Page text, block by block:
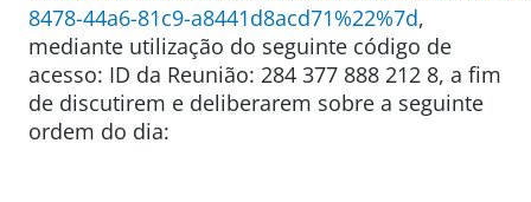
8478-44a6-81c9-a8441d8acd71%22%7d,
mediante utilização do seguinte código de
acesso: ID da Reunião: 284 377 888 212 8, a fim
de discutirem e deliberarem sobre a seguinte
ordem do dia: